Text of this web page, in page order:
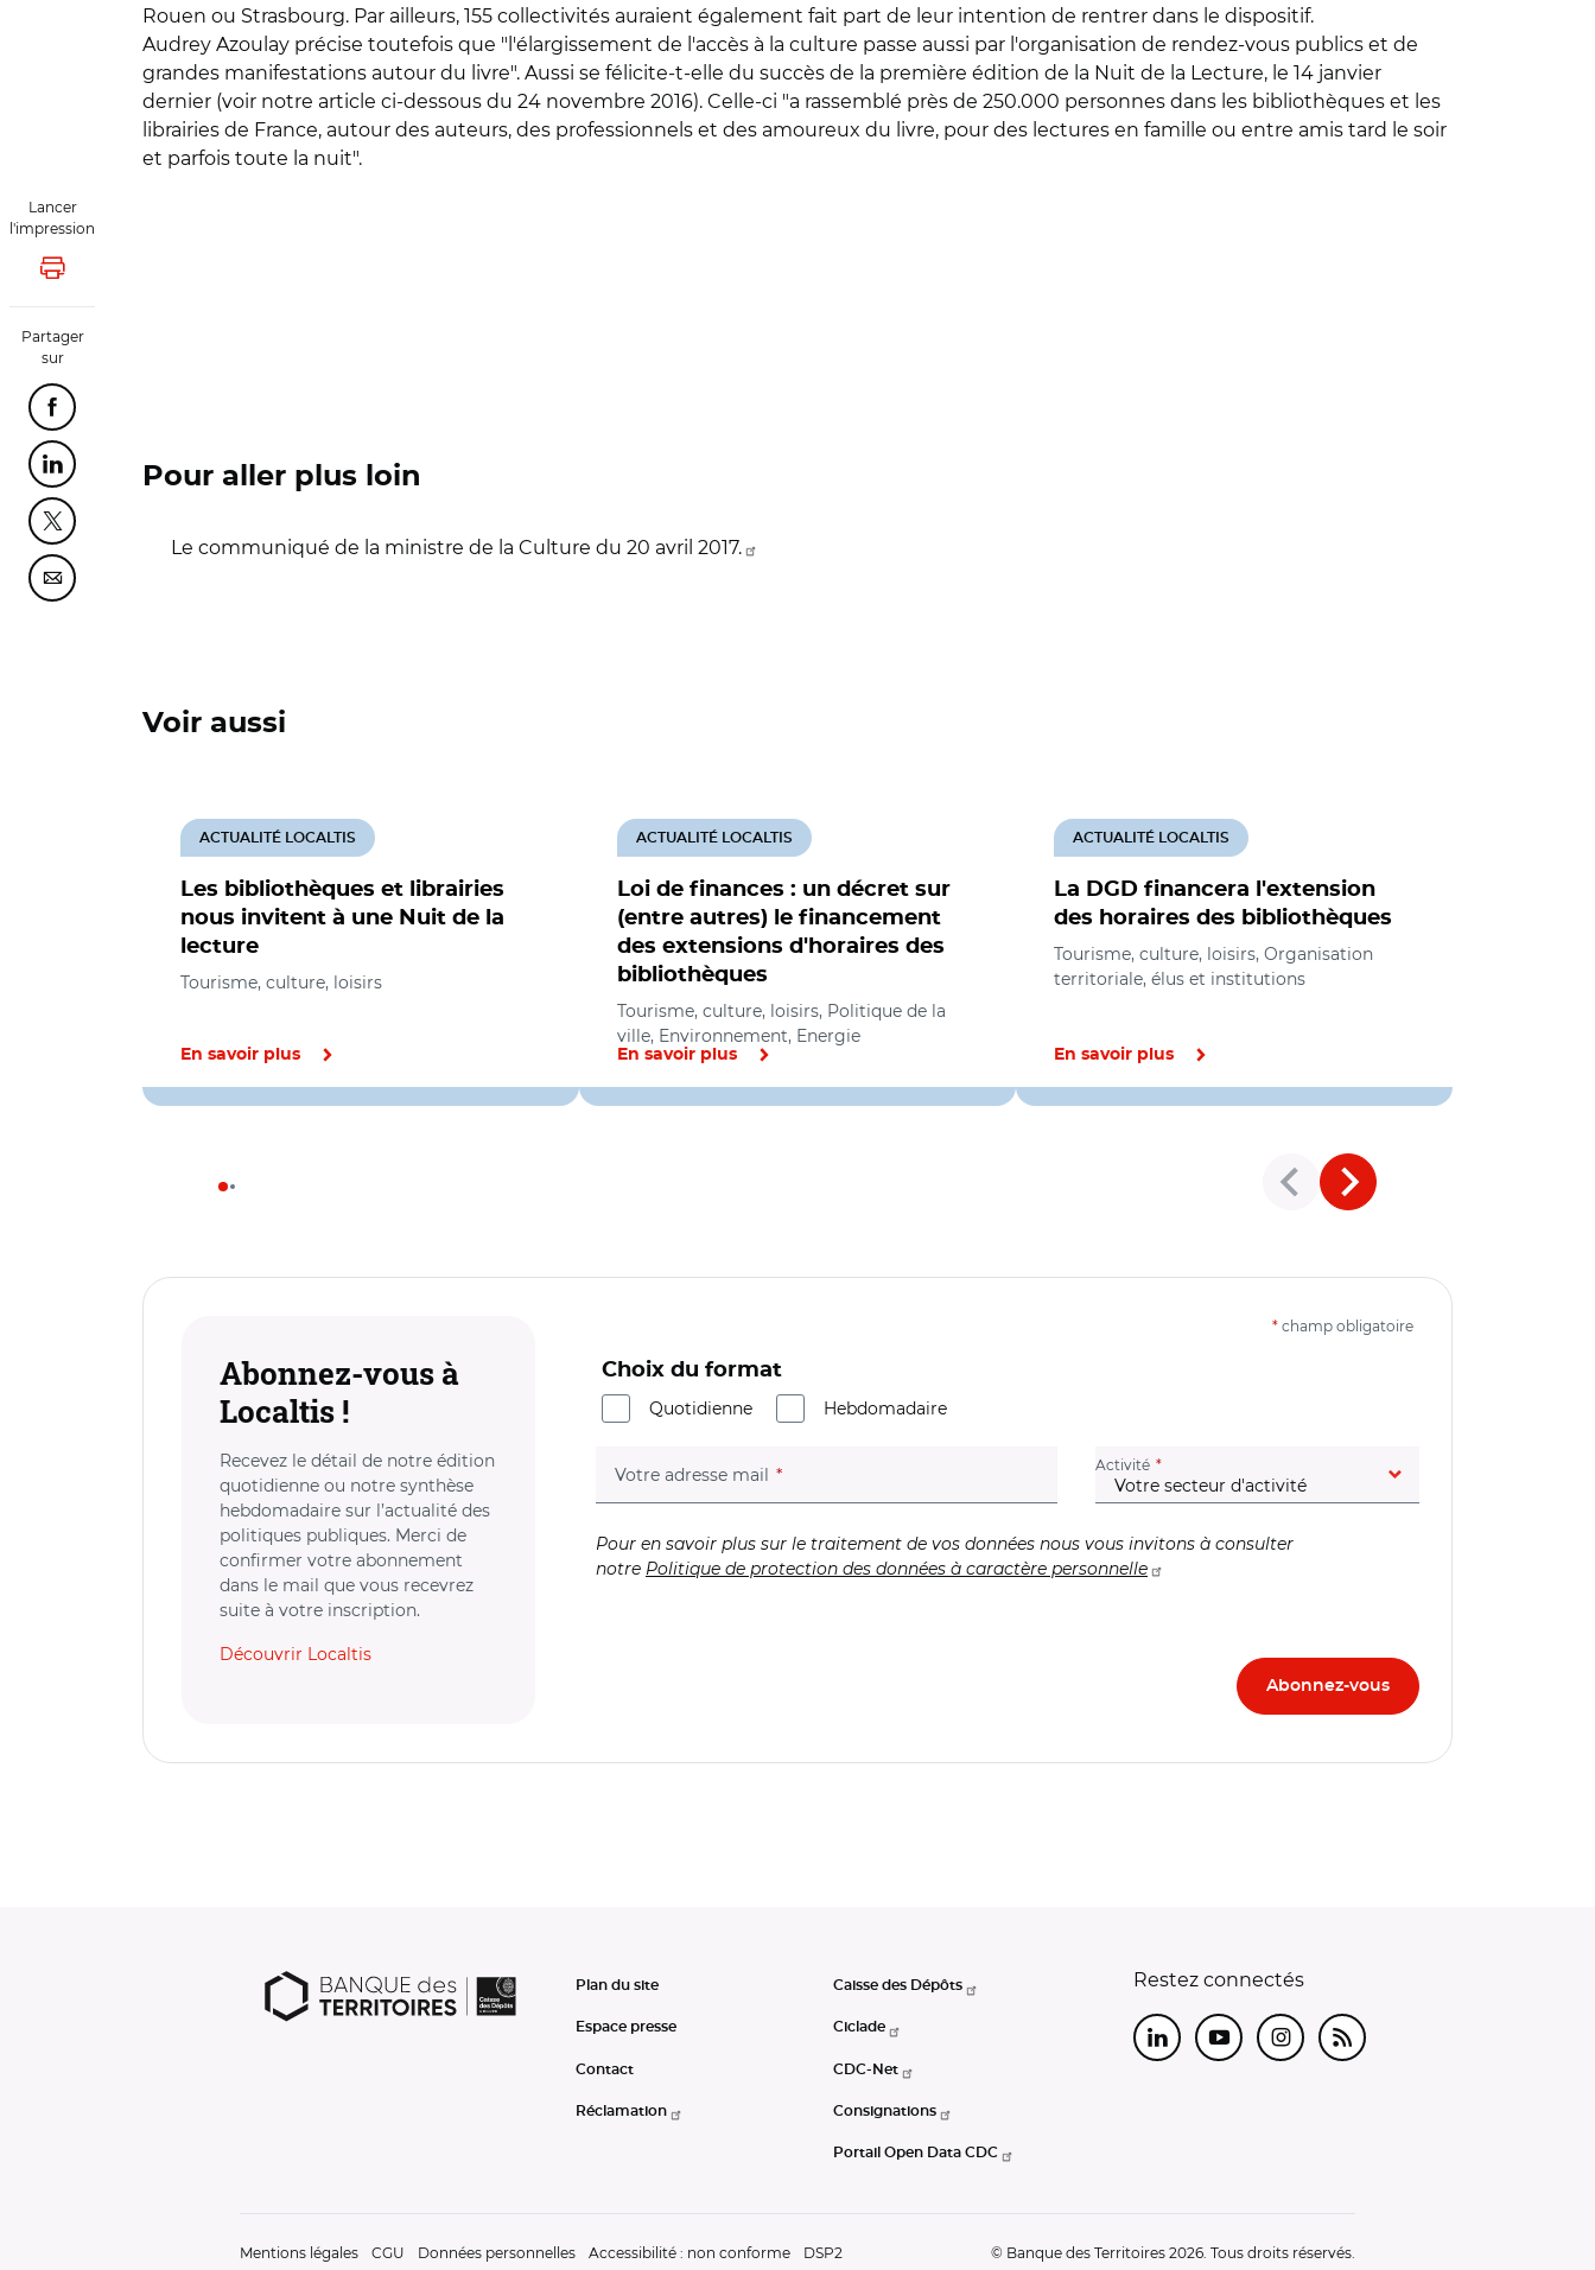
Lancer
l'impression
Lancer l'impression
Partager
sur
Partager cette page sur Facebook
Partager cette page sur Linkedin
Partager cette page sur Twitter
Partager cette page sur Courriel
Rouen ou Strasbourg. Par ailleurs, 155 collectivités auraient également fait part de leur intention de rentrer dans le dispositif.
Audrey Azoulay précise toutefois que "l'élargissement de l'accès à la culture passe aussi par l'organisation de rendez-vous publics et de
grandes manifestations autour du livre". Aussi se félicite-t-elle du succès de la première édition de la Nuit de la Lecture, le 14 janvier
dernier (voir notre article ci-dessous du 24 novembre 2016). Celle-ci "a rassemblé près de 250.000 personnes dans les bibliothèques et les
librairies de France, autour des auteurs, des professionnels et des amoureux du livre, pour des lectures en famille ou entre amis tard le soir
et parfois toute la nuit".
Pour aller plus loin
Le communiqué de la ministre de la Culture du 20 avril 2017.
Voir aussi
Les bibliothèques et librairies
nous invitent à une Nuit de la
lecture
ACTUALITÉ LOCALTIS
Tourisme, culture, loisirs
En savoir plus
Loi de finances : un décret sur
(entre autres) le financement
des extensions d'horaires des
bibliothèques
ACTUALITÉ LOCALTIS
Tourisme, culture, loisirs, Politique de la
ville, Environnement, Energie
En savoir plus
La DGD financera l'extension
des horaires des bibliothèques
ACTUALITÉ LOCALTIS
Tourisme, culture, loisirs, Organisation
territoriale, élus et institutions
En savoir plus
Abonnez-vous à
Localtis !
Recevez le détail de notre édition
quotidienne ou notre synthèse
hebdomadaire sur l’actualité des
politiques publiques. Merci de
confirmer votre abonnement
dans le mail que vous recevrez
suite à votre inscription.
Découvrir Localtis
* champ obligatoire
Choix du format
Quotidienne
Hebdomadaire
Votre adresse mail (champ obligatoire) Activité (champ obligatoire)
Pour en savoir plus sur le traitement de vos données nous vous invitons à consulter
notre Politique de protection des données à caractère personnelle
Plan du site
Espace presse
Contact
Réclamation
Caisse des Dépôts
Ciclade
CDC-Net
Consignations
Portail Open Data CDC
Restez connectés
LinkedInYoutubeInstagram
RSS
Mentions légales CGU Données personnelles Accessibilité : non conforme
DSP2
© Banque des Territoires 2026. Tous droits réservés.